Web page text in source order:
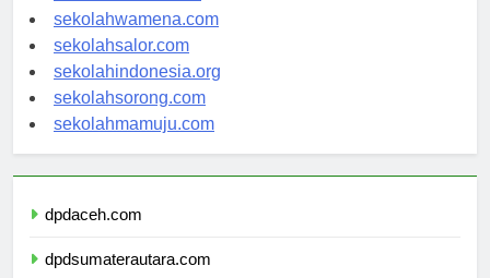
sekolahnabire.com
sekolahwamena.com
sekolahsalor.com
sekolahindonesia.org
sekolahsorong.com